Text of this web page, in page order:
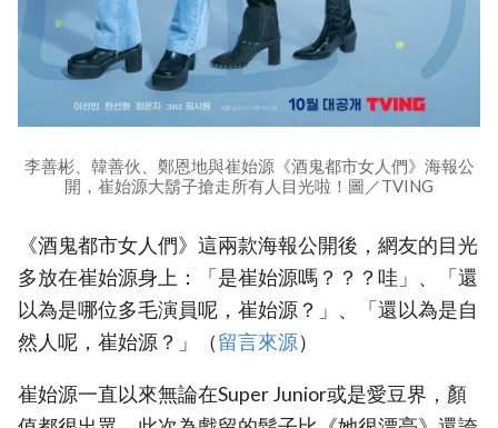
李善彬、韓善伙、鄭恩地與崔始源《酒鬼都市女人們》海報公
開，崔始源大鬍子搶走所有人目光啦！圖／TVING
《酒鬼都市女人們》這兩款海報公開後，網友的目光
多放在崔始源身上：「是崔始源嗎？？？哇」、「還
以為是哪位多毛演員呢，崔始源？」、「還以為是自
然人呢，崔始源？」（留言來源）
崔始源一直以來無論在Super Junior或是愛豆界，顏